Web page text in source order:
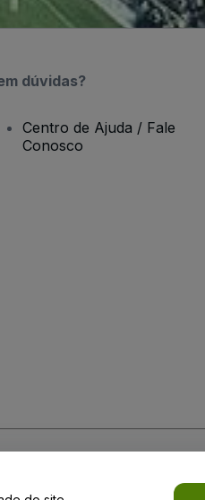
dúvidas?
Centro de Ajuda / Fale
Conosco